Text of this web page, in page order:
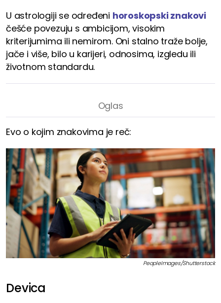
U astrologiji se određeni horoskopski znakovi
češće povezuju s ambicijom, visokim
kriterijumima ili nemirom. Oni stalno traže bolje,
jače i više, bilo u karijeri, odnosima, izgledu ili
životnom standardu.
Evo o kojim znakovima je reč:
PeopleImages/Shutterstock
Devica